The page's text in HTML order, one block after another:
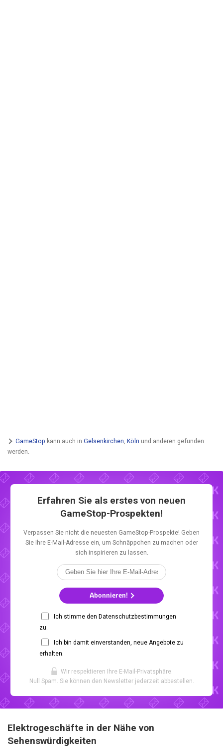
GameStop kann auch in Gelsenkirchen Köln und anderen gefunden
werden.
Erfahren Sie als erstes von neuen
GameStop-Prospekten!
Verpassen Sie nicht die neuesten GameStop-Prospekte! Geben
Sie Ihre E-Mail-Adresse ein, um Schnäppchen zu machen oder
sich inspirieren zu lassen.
Abonnieren!
Ich stimme den Datenschutzbestimmungen
zu.
Ich bin damit einverstanden, neue Angebote zu
erhalten.
Wir respektieren Ihre E-Mail-Privatsphäre.
Null Spam. Sie können den Newsletter jederzeit abbestellen.
Elektrogeschäfte in der Nähe von
Sehenswürdigkeiten